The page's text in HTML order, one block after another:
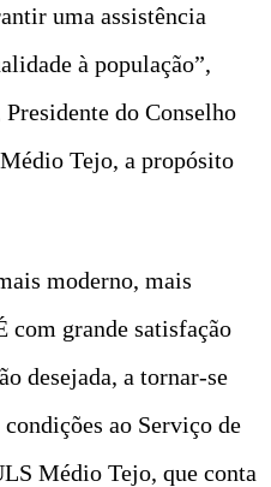
uma assistência
à população”,
do Conselho
Tejo, a propósito
moderno, mais
com grande satisfação
desejada, a tornar-se
ao Serviço de
Médio Tejo, que conta